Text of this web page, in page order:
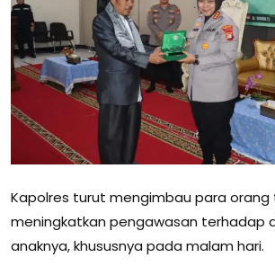
Kapolres turut mengimbau para
meningkatkan pengawasan terhadap
anaknya, khususnya pada malam hari.